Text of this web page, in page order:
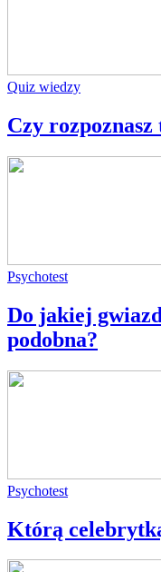
Quiz wiedzy
Czy rozpoznasz
Psychotest
Do jakiej
podobna?
Psychotest
Którą